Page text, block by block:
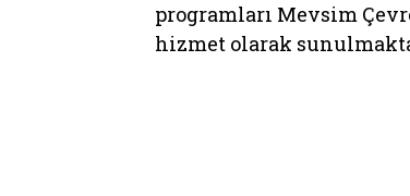
programları Mevsim
hizmet olarak